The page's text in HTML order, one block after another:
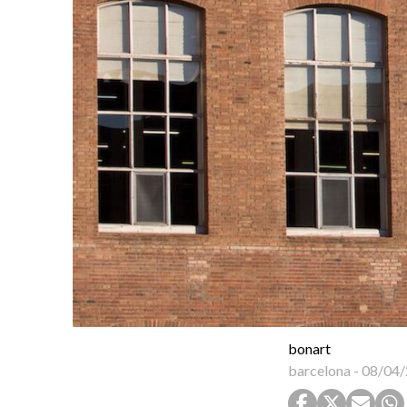
bonart
barcelona - 08/